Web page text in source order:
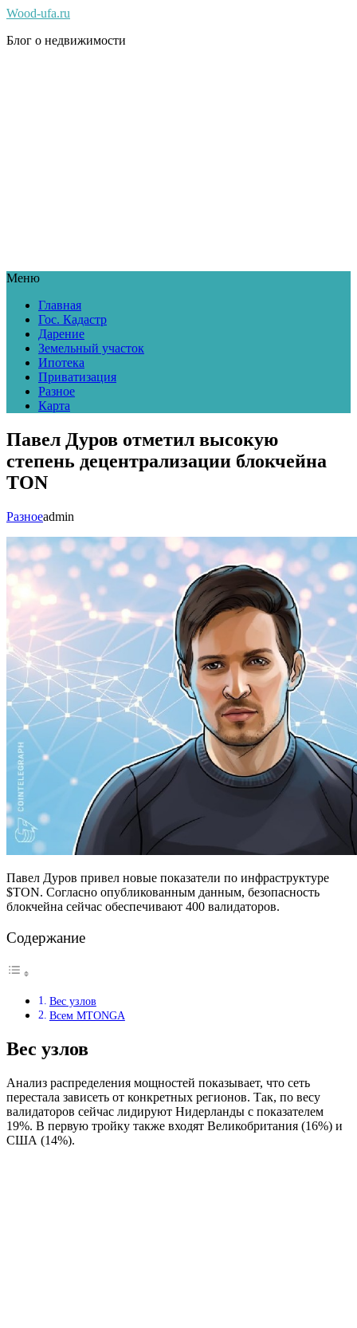
Wood-ufa.ru
Блог о недвижимости
Меню
Главная
Гос. Кадастр
Дарение
Земельный участок
Ипотека
Приватизация
Разное
Карта
Павел Дуров отметил высокую
степень децентрализации блокчейна
TON
Разноеadmin
Павел Дуров привел новые показатели по инфраструктуре
$TON. Согласно опубликованным данным, безопасность
блокчейна сейчас обеспечивают 400 валидаторов.
Содержание
Вес узлов
Всем MTONGA
Вес узлов
Анализ распределения мощностей показывает, что сеть
перестала зависеть от конкретных регионов. Так, по весу
валидаторов сейчас лидируют Нидерланды с показателем
19%. В первую тройку также входят Великобритания (16%) и
США (14%).